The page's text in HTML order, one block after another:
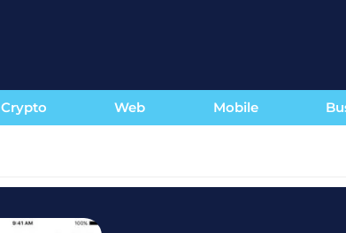
Crypto Web Mobile